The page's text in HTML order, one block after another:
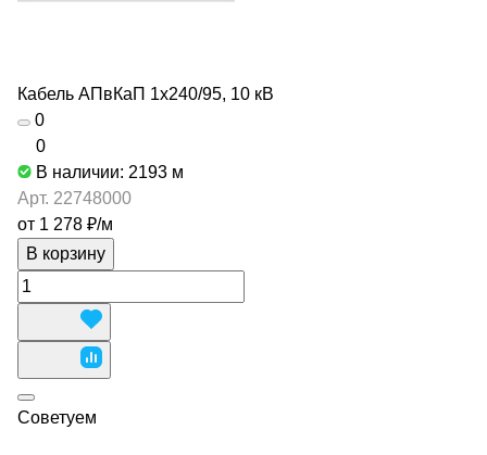
Кабель АПвКаП 1х240/95, 10 кВ
0
0
В наличии: 2193 м
Арт. 22748000
от 1 278 ₽/м
В корзину
Советуем